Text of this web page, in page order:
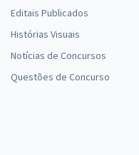
Editais Publicados
Histórias Visuais
Notícias de Concursos
Questões de Concurso